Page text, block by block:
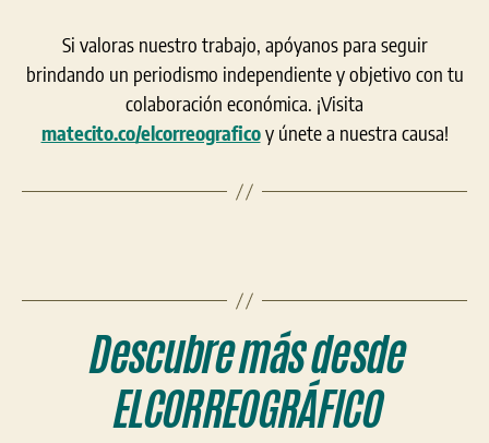
Si valoras nuestro trabajo, apóyanos para seguir
brindando un periodismo independiente y objetivo con tu
colaboración económica. ¡Visita
matecito.co/elcorreograficoy únete a nuestra causa!
Descubre más desde
ELCORREOGRÁFICO